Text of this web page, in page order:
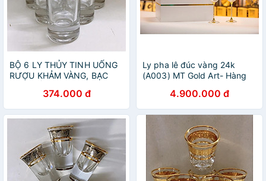
BỘ 6 LY THỦY TINH UỐNG
RƯỢU KHẢM VÀNG, BẠC
374.000 đ
Ly pha lê đúc vàng 24k
(A003) MT Gold Art- Hàng
cửa, quà tặng dành cho sếp,
đối tác, khách hàng.
4.900.000 đ